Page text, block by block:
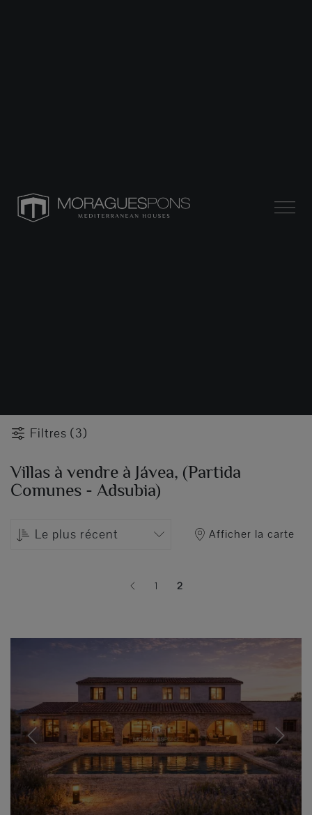
Filtres (3)
Villas à vendre à Jávea, (Partida
Comunes - Adsubia)
Le plus récent Afficher la carte
1 2(current)
Previous Next